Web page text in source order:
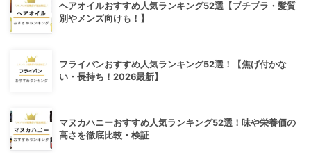
ヘアオイルおすすめ人気ランキング52選【プチプラ・髪質
別やメンズ向けも！】
フライパンおすすめ人気ランキング52選！【焦げ付かな
い・長持ち！2026最新】
マヌカハニーおすすめ人気ランキング52選！味や栄養価の
高さを徹底比較・検証